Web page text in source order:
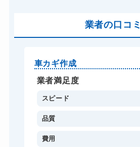
バイクカギ開け
スーツケースカギ開け
スーツケースカギ作成
金庫カギ開け
金庫カギ修理
業者の口コミ
車カギ作成
業者満足度
スピード
品質
費用